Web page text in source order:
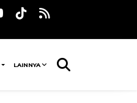
LAINNYA